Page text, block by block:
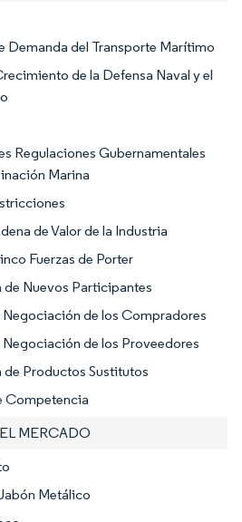
Demanda del Transporte Marítimo
de la Defensa Naval y el
Regulaciones Gubernamentales
Marina
de Valor de la Industria
Fuerzas de Porter
de Nuevos Participantes
Negociación de los Compradores
Negociación de los Proveedores
de Productos Sustitutos
Competencia
MERCADO
Metálico